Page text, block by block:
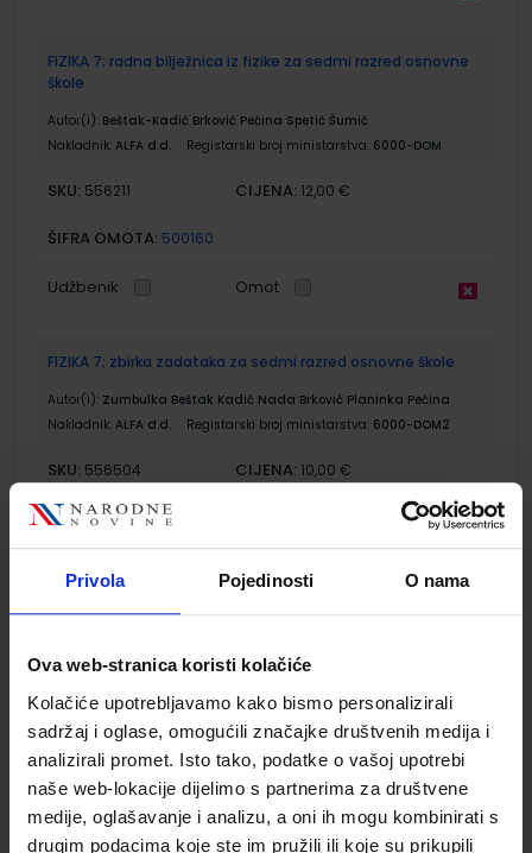
Privola Pojedinosti O nama
Ova web-stranica koristi kolačiće
Kolačiće upotrebljavamo kako bismo personalizirali
sadržaj i oglase, omogućili značajke društvenih medija i
analizirali promet. Isto tako, podatke o vašoj upotrebi
naše web-lokacije dijelimo s partnerima za društvene
medije, oglašavanje i analizu, a oni ih mogu kombinirati s
drugim podacima koje ste im pružili ili koje su prikupili
FIZIKA 7; radna bilježnica iz fizike za sedmi razred osnovne
škole
Autor(i): Beštak-Kadić Brković Pećina Spetić Šumić
Nakladnik: ALFA d.d. Registarski broj ministarstva: 6000-DOM
SKU: 556211 CIJENA: 12,00 €
ŠIFRA OMOTA: 500160
Udžbenik Omot
FIZIKA 7; zbirka zadataka za sedmi razred osnovne škole
Autor(i): Zumbulka Beštak Kadić Nada Brković Planinka Pećina
Nakladnik: ALFA d.d. Registarski broj ministarstva: 6000-DOM2
SKU: 556504 CIJENA: 10,00 €
ŠIFRA OMOTA: 500167
u sedmom razredu osnovne škole
Autor(i): Lukić Marić Zerdun Trenčevska Varga Rupčić Petelinc
Nakladnik: ŠKOLSKA KNJIGA d.d. Registarski broj ministarstva:6091
SKU:556221 CIJENA:12,66 €
ŠIFRA OMOTA: 500163